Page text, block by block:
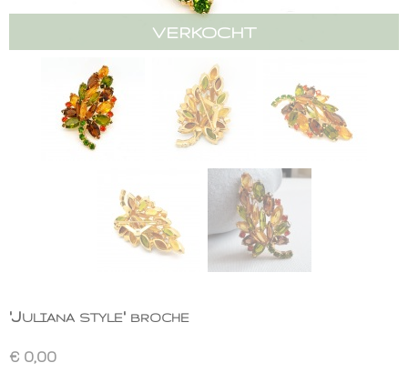
VERKOCHT
'Juliana style' broche
€ 0,00